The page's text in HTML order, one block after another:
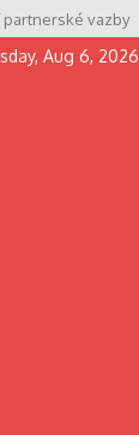
vazby
Aug 6, 2026